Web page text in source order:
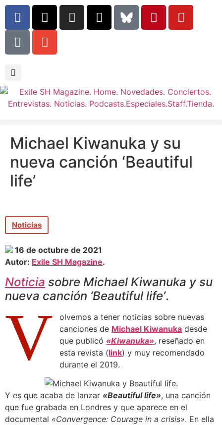
Michael Kiwanuka y su
nueva canción ‘Beautiful
life’
Noticias
16 de octubre de 2021
Autor: Exile SH Magazine.
Noticia sobre Michael Kiwanuka y su
nueva canción ‘Beautiful life’.
V
olvemos a tener noticias sobre nuevas
canciones de Michael Kiwanuka desde
que publicó «Kiwanuka», reseñado en
esta revista (link) y muy recomendado
durante el 2019.
Y es que acaba de lanzar «Beautiful life», una canción
que fue grabada en Londres y que aparece en el
documental «Convergence: Courage in a crisis». En ella